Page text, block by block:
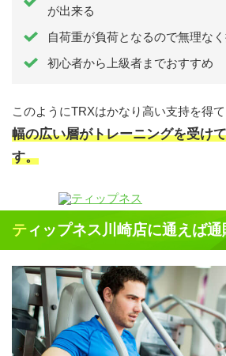
が出来る
自荷重が負荷となるので無理な
初心者から上級者までおすすめ
このようにTRXはかなり高い支持を得て
幅の広い層がトレーニングを受け
す。
ティップネス川崎店に通えば